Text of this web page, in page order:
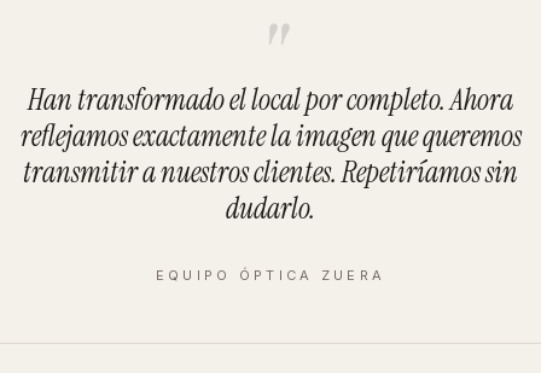
"
Han transformado el local por completo. Ahora
reflejamos exactamente la imagen que queremos
transmitir a nuestros clientes. Repetiríamos sin
dudarlo.
EQUIPO ÓPTICA ZUERA